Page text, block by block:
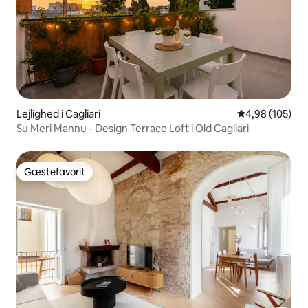
Lejlighed i Cagliari 4,98 ud af 5 i
4,98 (105)
Su Meri Mannu - Design Terrace Loft i Old Cagliari
Gæstefavorit
Gæstefavorit